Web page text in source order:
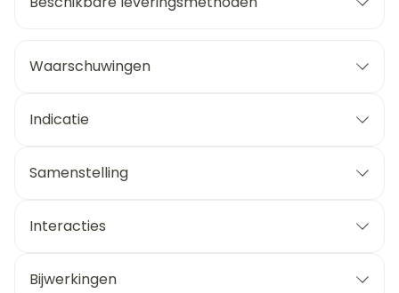
Waarschuwingen
Indicatie
Samenstelling
Interacties
Bijwerkingen